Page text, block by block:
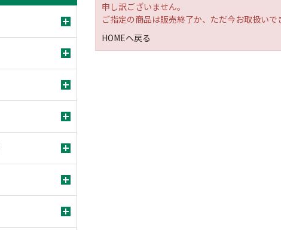
申し訳ございません。
ご指定の商品は販売終了か、ただ今お取扱いで
HOMEへ戻る